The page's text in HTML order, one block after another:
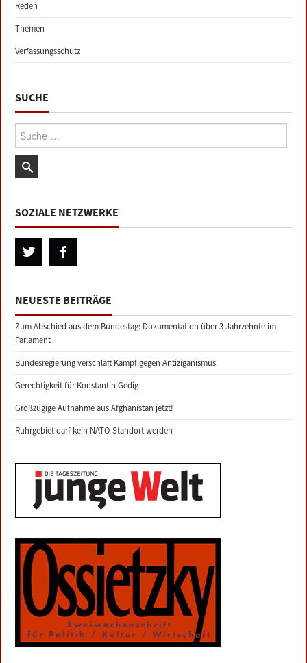
Reden
Themen
Verfassungsschutz
SUCHE
Suche:
SOZIALE NETZWERKE
NEUESTE BEITRÄGE
Zum Abschied aus dem Bundestag: Dokumentation über 3 Jahrzehnte im
Parlament
Bundesregierung verschläft Kampf gegen Antiziganismus
Gerechtigkeit für Konstantin Gedig
Großzügige Aufnahme aus Afghanistan jetzt!
Ruhrgebiet darf kein NATO-Standort werden